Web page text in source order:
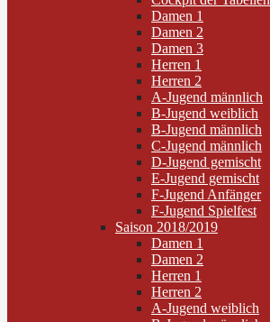
Damen 1
Damen 2
Damen 3
Herren 1
Herren 2
A-Jugend männlich
B-Jugend weiblich
B-Jugend männlich
C-Jugend männlich
D-Jugend gemischt
E-Jugend gemischt
F-Jugend Anfänger
F-Jugend Spielfest
Saison 2018/2019
Damen 1
Damen 2
Herren 1
Herren 2
A-Jugend weiblich